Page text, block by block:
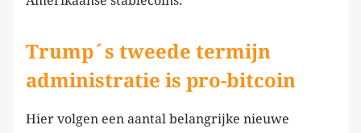
Trump´s tweede termijn
administratie is pro-bitcoin
Hier volgen een aantal belangrijke nieuwe